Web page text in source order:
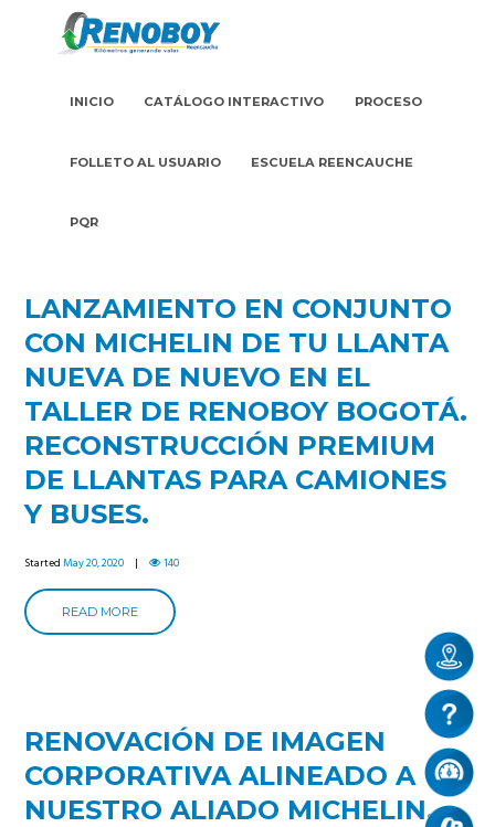
INICIO CATÁLOGO INTERACTIVO PROCESO
FOLLETO AL USUARIO ESCUELA REENCAUCHE
PQR
LANZAMIENTO EN CONJUNTO
CON MICHELIN DE TU LLANTA
NUEVA DE NUEVO EN EL
TALLER DE RENOBOY BOGOTÁ.
RECONSTRUCCIÓN PREMIUM
DE LLANTAS PARA CAMIONES
Y BUSES.
StartedMay 20, 2020 140
READ MORE
RENOVACIÓN DE IMAGEN
CORPORATIVA ALINEADO A
NUESTRO ALIADO MICHELIN.